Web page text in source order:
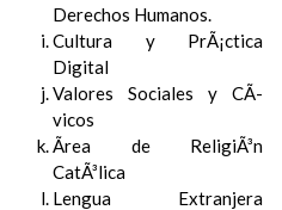
Derechos Humanos.
Cultura y PrÃ¡ctica
Digital
Valores Sociales y CÃ­
vicos
Ãrea de ReligiÃ³n
CatÃ³lica
Lengua Extranjera